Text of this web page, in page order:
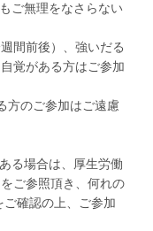
ご無理をなさらない
間前後）、強いだる
覚がある方はご参加
方のご参加はご遠慮
る場合は、厚生労働
ご参照頂き、何れの
確認の上、ご参加